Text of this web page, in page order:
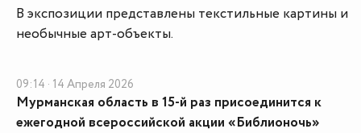
В экспозиции представлены текстильные картины и
необычные арт-объекты.
09:14 · 14 Апреля 2026
Мурманская область в 15-й раз присоединится к
ежегодной всероссийской акции «Библионочь»